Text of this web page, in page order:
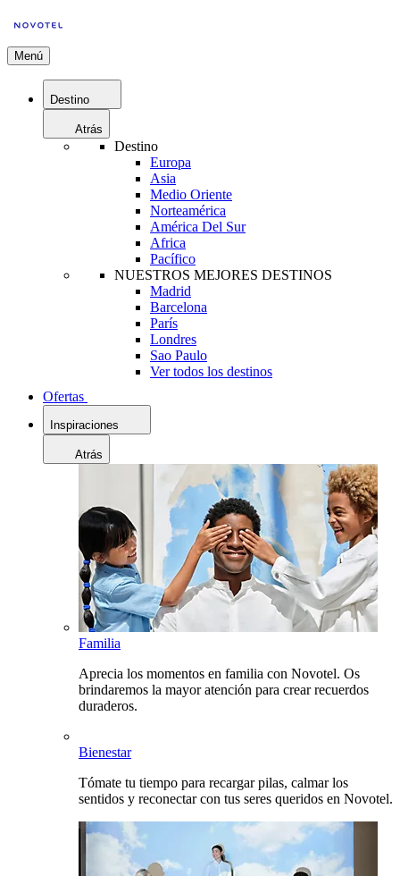
Menú
Destino
Atrás
Destino
Europa
Asia
Medio Oriente
Norteamérica
América Del Sur
Africa
Pacífico
NUESTROS MEJORES DESTINOS
Madrid
Barcelona
París
Londres
Sao Paulo
Ver todos los destinos
Ofertas
Inspiraciones
Atrás
Familia
Aprecia los momentos en familia con Novotel. Os
brindaremos la mayor atención para crear recuerdos
duraderos.
Bienestar
Tómate tu tiempo para recargar pilas, calmar los
sentidos y reconectar con tus seres queridos en Novotel.